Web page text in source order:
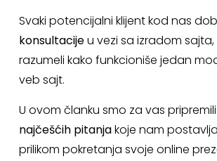
Svaki potencijalni klijent kod nas
konsultacijeu vezi sa izradom
razumeli kako funkcioniše jedan
veb sajt.
U ovom članku smo za vas
najčešćih pitanjakoje nam
prilikom pokretanja svoje online